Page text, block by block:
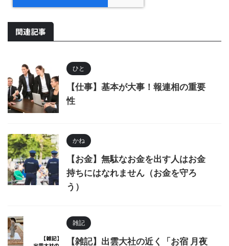
関連記事
ひと
【仕事】基本が大事！報連相の重要
性
かね
【お金】無駄なお金を出す人はお金
持ちにはなれません（お金を守ろ
う）
雑記
【雑記】出雲大社の近く「お宿 月夜